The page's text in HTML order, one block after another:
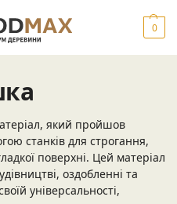
0
який пройшов
станків для строгання,
поверхні. Цей матеріал
оздобленні та
універсальності,